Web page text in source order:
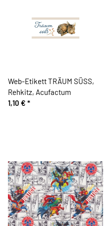
Web-Etikett TRÄUM SÜSS,
Rehkitz, Acufactum
1,10 € *